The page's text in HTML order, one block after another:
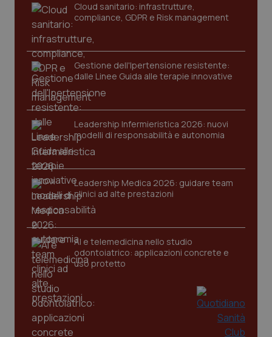
Cloud sanitario: infrastrutture,
compliance, GDPR e Risk management
Gestione dell'Ipertensione resistente:
dalle Linee Guida alle terapie innovative
Leadership Infermieristica 2026: nuovi
modelli di responsabilità e autonomia
Leadership Medica 2026: guidare team
clinici ad alte prestazioni
AI e telemedicina nello studio
odontoiatrico: applicazioni concrete e
uso protetto
tracking-sites-ironfish-
www.quotidianosanita.it
tracking-sites-ironfish-
session-id
_ga
Google LLC
.quotidianosanita.it